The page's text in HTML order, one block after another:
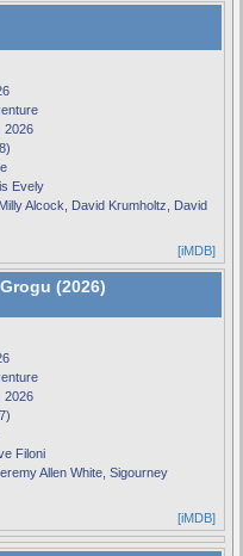
2026
Evely
Alcock, David Krumholtz, David
[iMDB]
(2026)
2026
Filoni
Allen White, Sigourney
[iMDB]